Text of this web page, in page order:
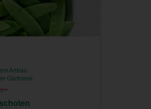
Anbau
Gärtnerei